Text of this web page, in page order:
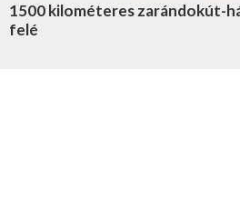
1500 kilométeres zarándokút-
felé